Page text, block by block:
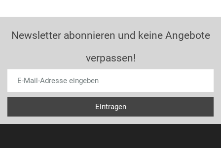
Newsletter abonnieren und keine Angebote
verpassen!